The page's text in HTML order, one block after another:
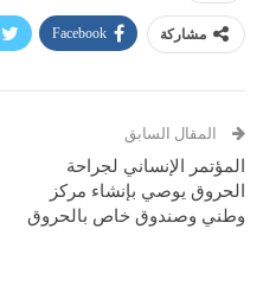
مشاركة Facebook
المقال السابق
المؤتمر الإنساني لجراحة
الحروق يوصي بإنشاء مركز
وطني وصندوق خاص بالحروق